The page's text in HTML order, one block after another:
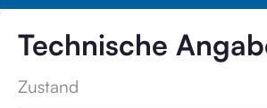
Technische
Zustand